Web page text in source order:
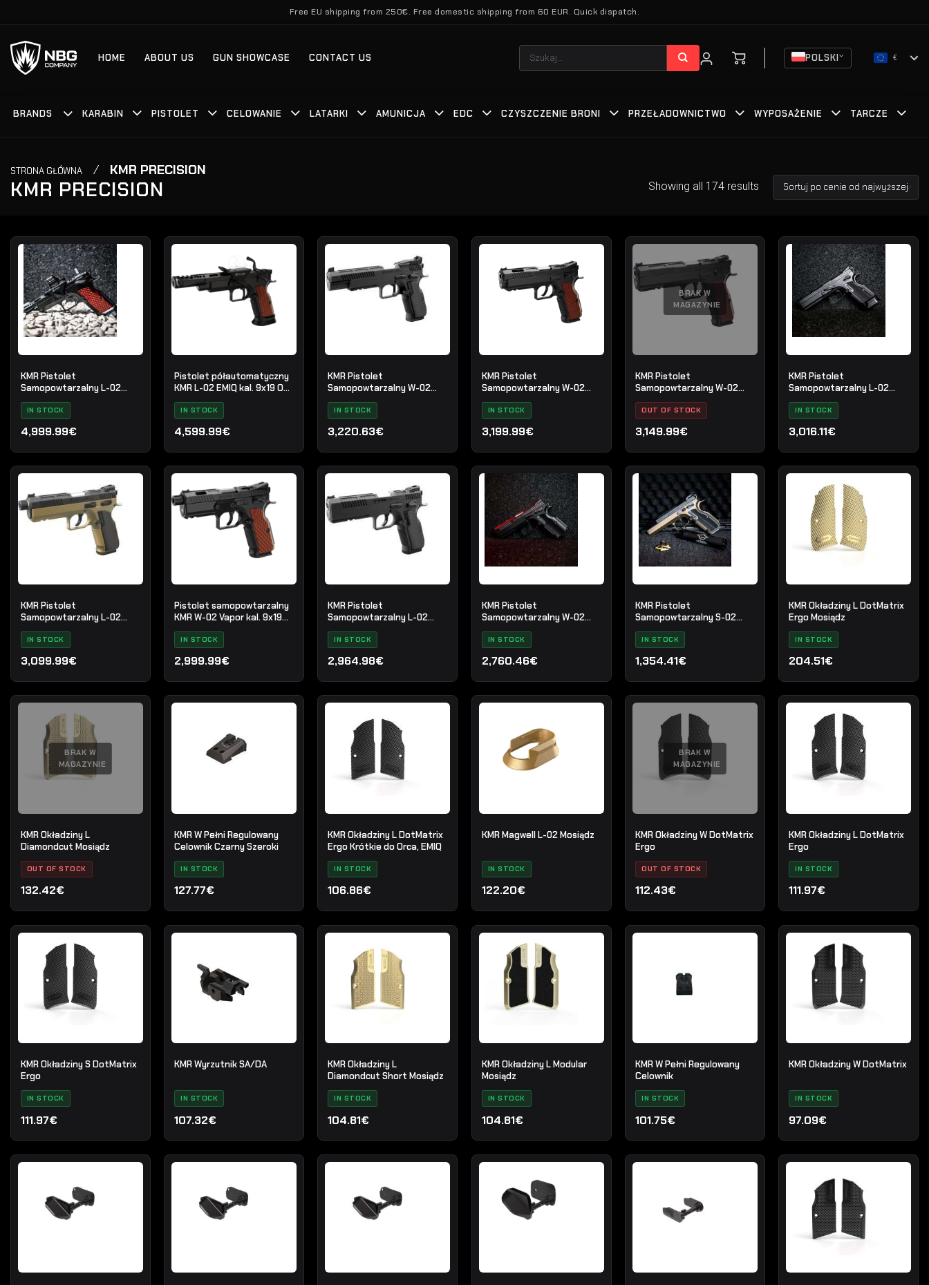
content
Free EU shipping from 250€. Free domestic shipping from 60 EUR. Quick dispatch.
HOME ABOUT US GUN SHOWCASE CONTACT US
Szukaj:
POLSKI €
BRANDS KARABIN PISTOLET CELOWANIE LATARKI AMUNICJA EDC CZYSZCZENIE BRONI PRZEŁADOWNICTWO WYPOSAŻENIE TARCZE
STRONA GŁÓWNA / KMR PRECISION
KMR PRECISION Showing all 174 results
KMR Pistolet
Samopowtarzalny L-02
EMIQ
IN STOCK
4,999.99€
Pistolet półautomatyczny
KMR L-02 EMIQ kal. 9x19 OR
RMR
IN STOCK
4,599.99€
KMR Pistolet
Samopowtarzalny W-02
CUDA
IN STOCK
3,220.63€
KMR Pistolet
Samopowtarzalny W-02
UMBRA X OR
IN STOCK
3,199.99€
BRAK W
MAGAZYNIE
KMR Pistolet
Samopowtarzalny W-02
SPECTRA S
OUT OF STOCK
3,149.99€
KMR Pistolet
Samopowtarzalny L-02
ORCA
IN STOCK
3,016.11€
KMR Pistolet
Samopowtarzalny L-02
UMBRA OR SR
IN STOCK
3,099.99€
Pistolet samopowtarzalny
KMR W-02 Vapor kal. 9x19
OR SR
IN STOCK
2,999.99€
KMR Pistolet
Samopowtarzalny L-02
SPECTRA
IN STOCK
2,964.98€
KMR Pistolet
Samopowtarzalny W-02
UMBRA
IN STOCK
2,760.46€
KMR Pistolet
Samopowtarzalny S-02
Lightweight .22LR
IN STOCK
1,354.41€
KMR Okładziny L DotMatrix
Ergo Mosiądz
IN STOCK
204.51€
BRAK W
MAGAZYNIE
KMR Okładziny L
Diamondcut Mosiądz
OUT OF STOCK
132.42€
KMR W Pełni Regulowany
Celownik Czarny Szeroki
IN STOCK
127.77€
KMR Okładziny L DotMatrix
Ergo Krótkie do Orca, EMIQ
IN STOCK
106.86€
KMR Magwell L-02 Mosiądz
IN STOCK
122.20€
BRAK W
MAGAZYNIE
KMR Okładziny W DotMatrix
Ergo
OUT OF STOCK
112.43€
KMR Okładziny L DotMatrix
Ergo
IN STOCK
111.97€
KMR Okładziny S DotMatrix
Ergo
IN STOCK
111.97€
KMR Wyrzutnik SA/DA
IN STOCK
107.32€
KMR Okładziny L
Diamondcut Short Mosiądz
IN STOCK
104.81€
KMR Okładziny L Modular
Mosiądz
IN STOCK
104.81€
KMR W Pełni Regulowany
Celownik
IN STOCK
101.75€
KMR Okładziny W DotMatrix
IN STOCK
97.09€